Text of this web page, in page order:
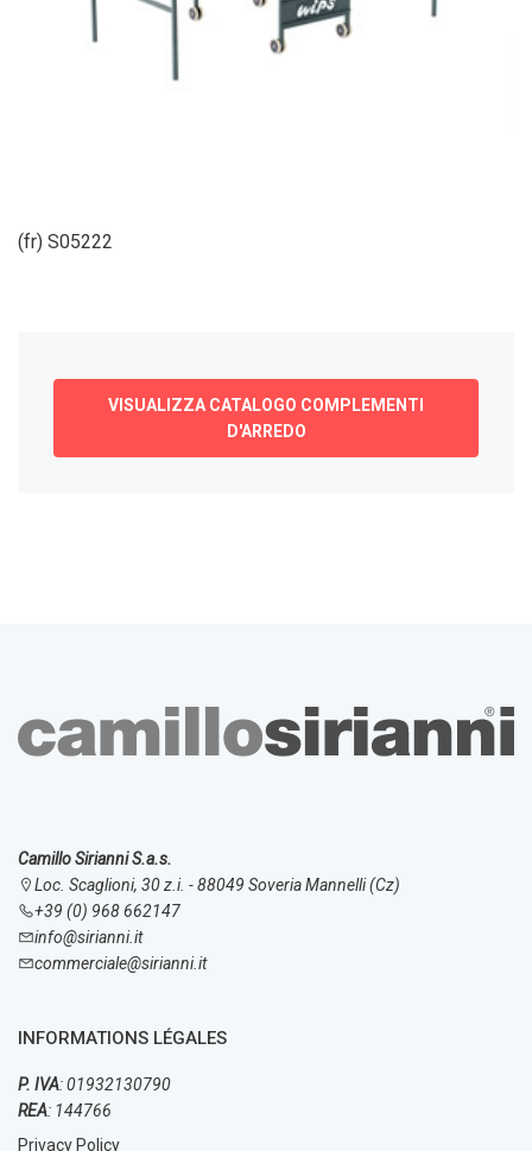
(fr) S05222
VISUALIZZA CATALOGO COMPLEMENTI
D'ARREDO
Camillo Sirianni S.a.s.
Loc. Scaglioni, 30 z.i. - 88049 Soveria Mannelli (Cz)
+39 (0) 968 662147
info@sirianni.it
commerciale@sirianni.it
INFORMATIONS LÉGALES
P. IVA: 01932130790
REA: 144766
Privacy Policy